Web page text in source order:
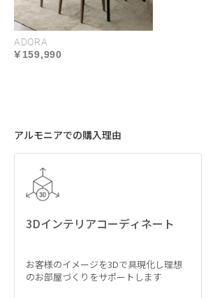
ADORA
159,990
アルモニアでの購入理由
3Dインテリアコーディネート
お客様のイメージを3Dで具現化し理想
のお部屋づくりをサポートします